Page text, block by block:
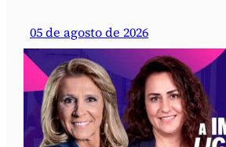
05 de agosto de 2026